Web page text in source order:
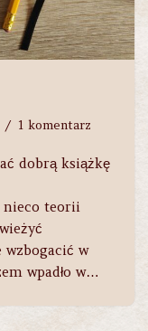
1 komentarz
dobrą książkę
nieco teorii
w
wpadło w…